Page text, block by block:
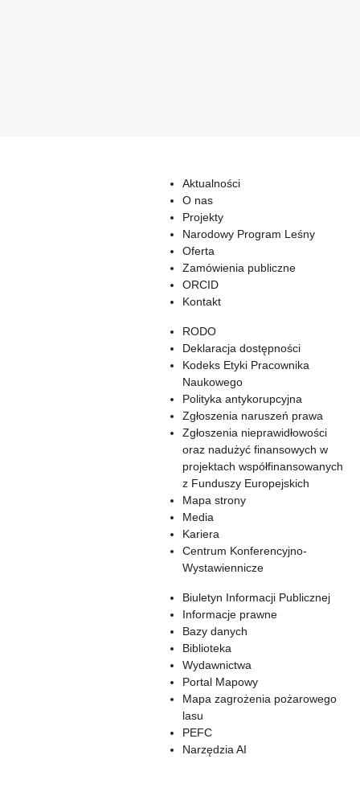
Aktualności
O nas
Projekty
Narodowy Program Leśny
Oferta
Zamówienia publiczne
ORCID
Kontakt
RODO
Deklaracja dostępności
Kodeks Etyki Pracownika
Naukowego
Polityka antykorupcyjna
Zgłoszenia naruszeń prawa
Zgłoszenia nieprawidłowości
oraz nadużyć finansowych w
projektach współfinansowanych
z Funduszy Europejskich
Mapa strony
Media
Kariera
Centrum Konferencyjno-
Wystawiennicze
Biuletyn Informacji Publicznej
Informacje prawne
Bazy danych
Biblioteka
Wydawnictwa
Portal Mapowy
Mapa zagrożenia pożarowego
lasu
PEFC
Narzędzia AI